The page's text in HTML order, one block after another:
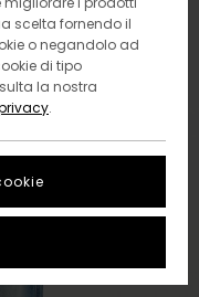
scelta fornendo il
o negandolo ad
di tipo
la nostra
.